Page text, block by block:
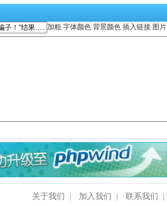
加粗 字体颜色 背景颜色 插入链接 图片
关于我们 加入我们 联系我们